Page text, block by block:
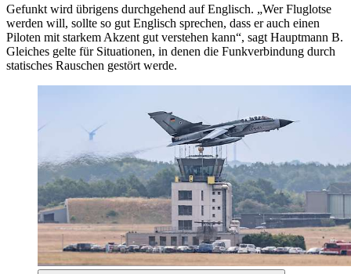
Gefunkt wird übrigens durchgehend auf Englisch. „Wer Fluglotse
werden will, sollte so gut Englisch sprechen, dass er auch einen
Piloten mit starkem Akzent gut verstehen kann“, sagt Hauptmann B.
Gleiches gelte für Situationen, in denen die Funkverbindung durch
statisches Rauschen gestört werde.